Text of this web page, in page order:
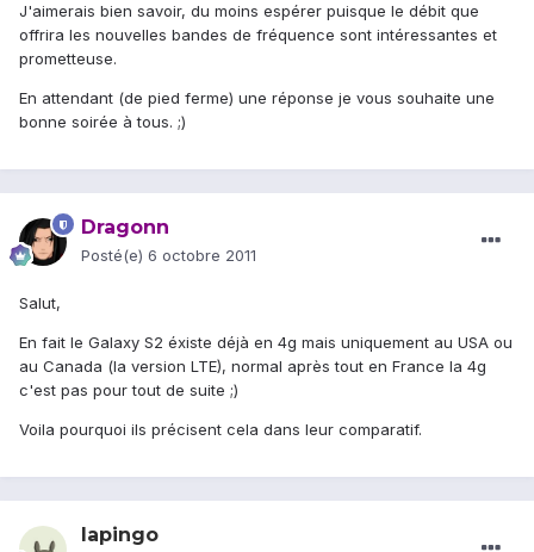
J'aimerais bien savoir, du moins espérer puisque le débit que
offrira les nouvelles bandes de fréquence sont intéressantes et
prometteuse.
En attendant (de pied ferme) une réponse je vous souhaite une
bonne soirée à tous. ;)
Dragonn
Posté(e) 6 octobre 2011
Salut,
En fait le Galaxy S2 éxiste déjà en 4g mais uniquement au USA ou
au Canada (la version LTE), normal après tout en France la 4g
c'est pas pour tout de suite ;)
Voila pourquoi ils précisent cela dans leur comparatif.
lapingo